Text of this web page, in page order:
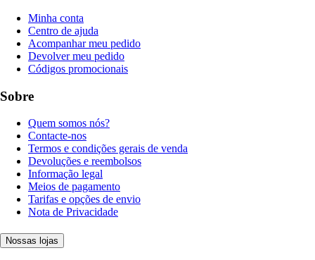
Minha conta
Centro de ajuda
Acompanhar meu pedido
Devolver meu pedido
Códigos promocionais
Sobre
Quem somos nós?
Contacte-nos
Termos e condições gerais de venda
Devoluções e reembolsos
Informação legal
Meios de pagamento
Tarifas e opções de envio
Nota de Privacidade
Nossas lojas